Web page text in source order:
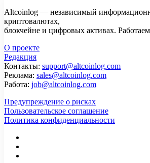
Altcoinlog — независимый
криптовалютах,
блокчейне и цифровых активах.
О проекте
Редакция
Контакты: support@altcoinlog.com
Реклама: sales@altcoinlog.com
Работа: job@altcoinlog.com
Предупреждение о рисках
Пользовательское соглашение
Политика конфиденциальности